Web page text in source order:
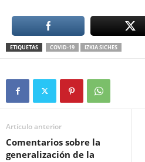
ETIQUETAS COVID-19 IZKIA SICHES
Artículo anterior
Comentarios sobre la
generalización de la